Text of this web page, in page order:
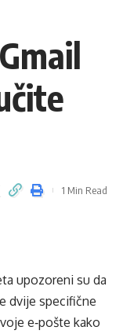
1 Min Read
upozoreni su da
dvije specifične
e‑pošte kako